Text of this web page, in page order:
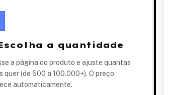
a quantidade
a página do produto e ajuste quantas
quer (de 500 a 100.000+). O preço
automaticamente.